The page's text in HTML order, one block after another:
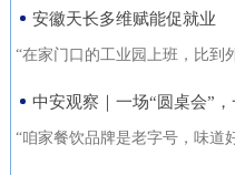
安徽天长多维赋能促就业
“在家门口的工业园上班，比到
中安观察｜一场“圆桌会”，一
“咱家餐饮品牌是老字号，味道